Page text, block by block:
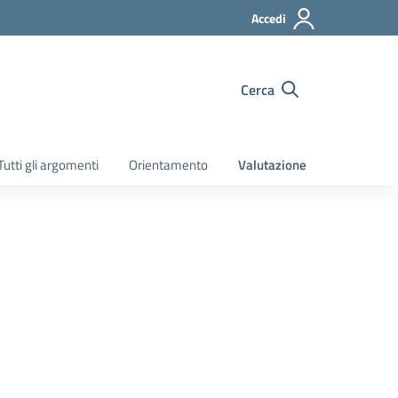
Accedi
Cerca
gli argomenti Orientamento Valutazione